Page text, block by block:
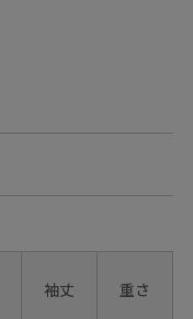
袖丈 重さ